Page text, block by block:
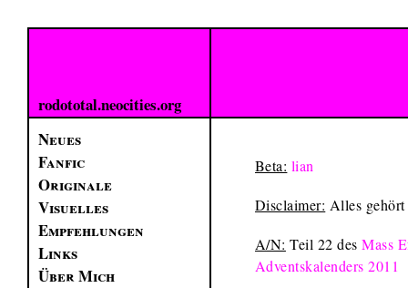
rodototal.neocities.org
Neues
Fanfic
Originale
Visuelles
Empfehlungen
Links
Über Mich
Beta: lian
Disclaimer: Alles
A/N: Teil 22 desMass
Adventskalenders 2011